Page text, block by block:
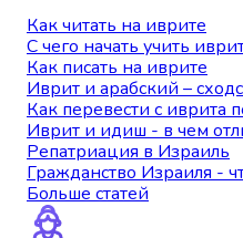
Как читать на иврите
С чего начать учить
Как писать на иврите
Иврит и арабский –
Как перевести с иврита
Иврит и идиш - в чем
Репатриация в Израиль
Гражданство Израиля -
Больше статей